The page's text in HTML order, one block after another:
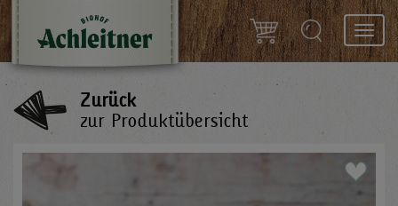
Zurück
zur Produktübersicht